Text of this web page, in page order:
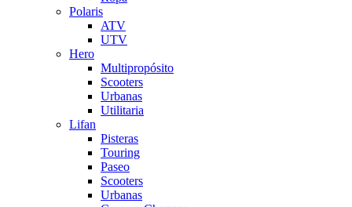
Polaris
ATV
UTV
Hero
Multipropósito
Scooters
Urbanas
Utilitaria
Lifan
Pisteras
Touring
Paseo
Scooters
Urbanas